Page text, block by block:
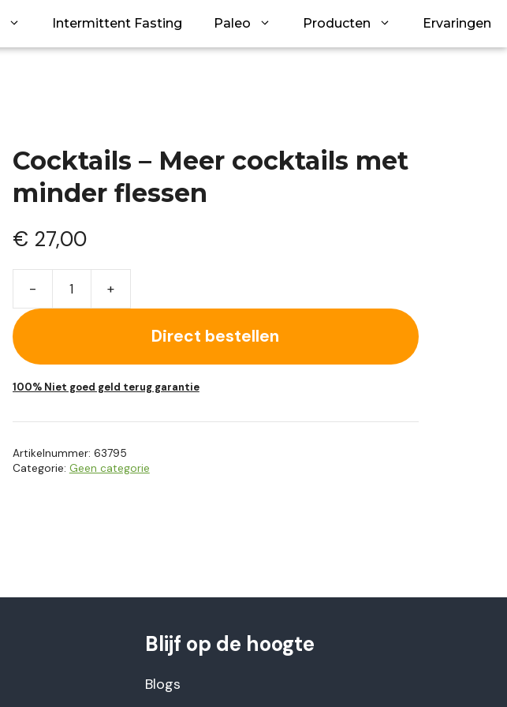
Intermittent Fasting Paleo Producten Ervaringen
Cocktails – Meer cocktails met
minder flessen
€ 27,00
-
Cocktails
-
Meer
cocktails
met
minder
aantal
+
Direct bestellen
100% Niet goed geld terug garantie
Artikelnummer: 63795
Categorie: Geen categorie
Blijf op de hoogte
Blogs
flessen